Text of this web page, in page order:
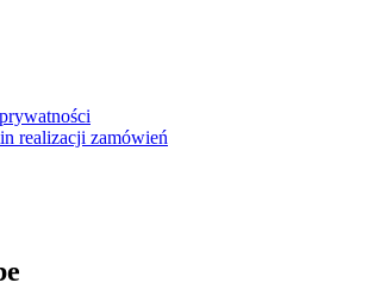
realizacji zamówień